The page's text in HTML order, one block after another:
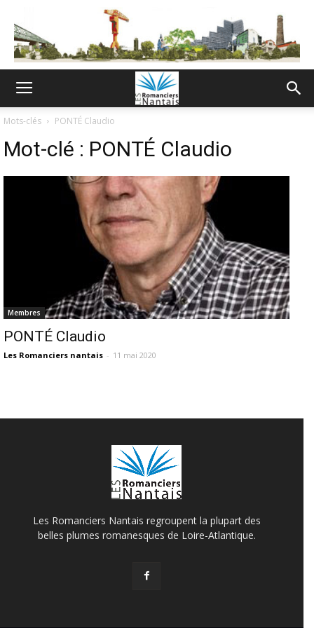
Mots-clés PONTÉ Claudio
Mot-clé : PONTÉ Claudio
Membres
PONTÉ Claudio
Les Romanciers nantais - 11 mai 2020
Les Romanciers Nantais regroupent la plupart des
belles plumes romanesques de Loire-Atlantique.